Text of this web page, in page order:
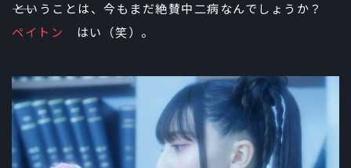
――ということは、今もまだ絶賛中二病なんでしょうか？
ペイトン はい（笑）。